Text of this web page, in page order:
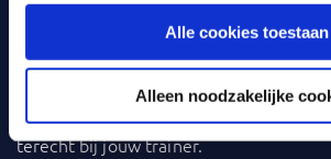
Alle cookies toestaan
Alleen noodzakelijke
(blended)? De meeste trainingen kun je
volgen: binnen je eigen organisatie.
leuker en effectiever te maken,
verschillende tools. Denk aan video’s,
webinars en praktijkcases. En met
terecht bij jouw trainer.